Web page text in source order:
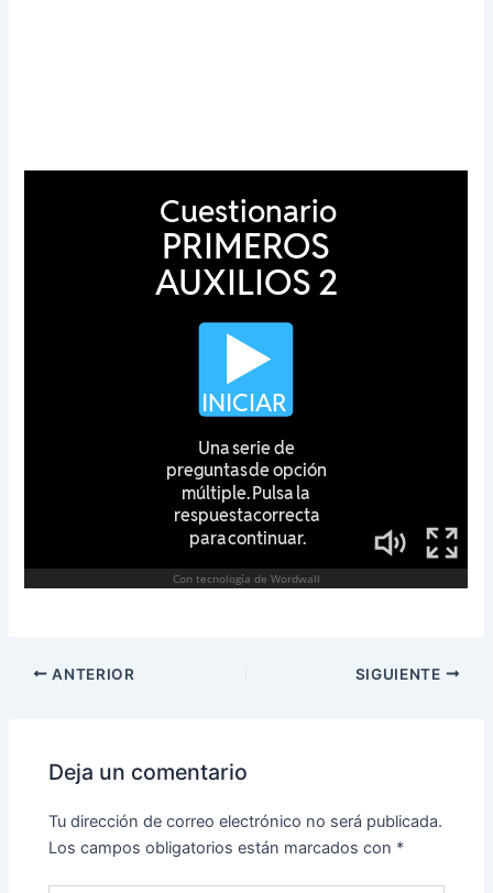
ANTERIOR SIGUIENTE
Deja un comentario
Tu dirección de correo electrónico no será publicada.
Los campos obligatorios están marcados con *